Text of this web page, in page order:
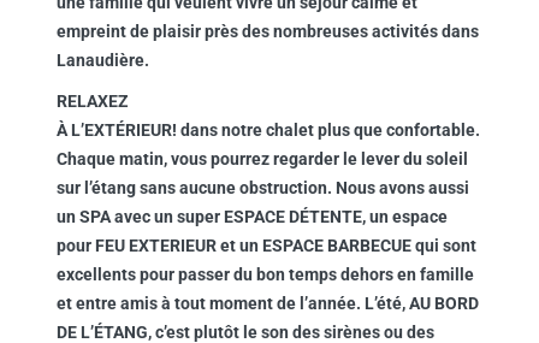
empreint de plaisir près des nombreuses activités dans
Lanaudière.
RELAXEZ
À L’EXTÉRIEUR! dans notre chalet plus que confortable.
Chaque matin, vous pourrez regarder le lever du soleil
sur l’étang sans aucune obstruction. Nous avons aussi
un SPA avec un super ESPACE DÉTENTE, un espace
pour FEU EXTERIEUR et un ESPACE BARBECUE qui sont
excellents pour passer du bon temps dehors en famille
et entre amis à tout moment de l’année. L’été, AU BORD
DE L’ÉTANG, c’est plutôt le son des sirènes ou des